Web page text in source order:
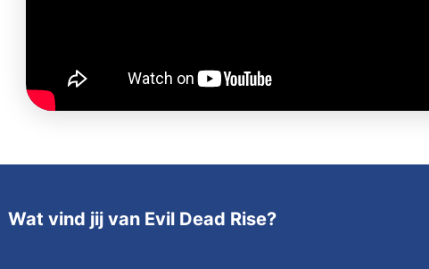
Wat vind jij van Evil Dead Rise?